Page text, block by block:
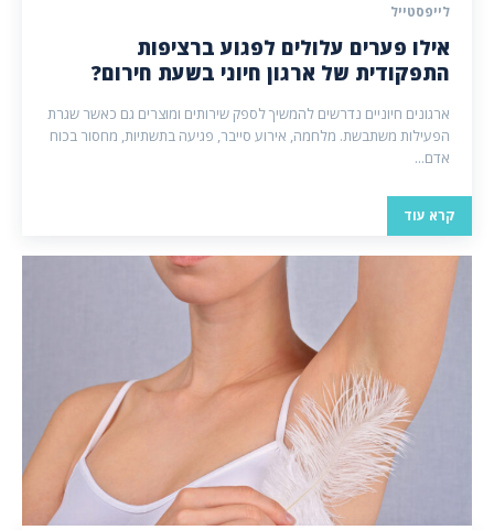
לייפסטייל
אילו פערים עלולים לפגוע ברציפות
התפקודית של ארגון חיוני בשעת חירום?
ארגונים חיוניים נדרשים להמשיך לספק שירותים ומוצרים גם כאשר שגרת
הפעילות משתבשת. מלחמה, אירוע סייבר, פגיעה בתשתיות, מחסור בכוח
אדם...
קרא עוד